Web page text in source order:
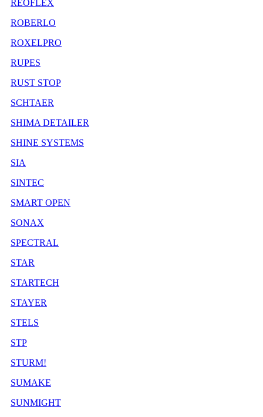
REOFLEX
ROBERLO
ROXELPRO
RUPES
RUST STOP
SCHTAER
SHIMA DETAILER
SHINE SYSTEMS
SIA
SINTEC
SMART OPEN
SONAX
SPECTRAL
STAR
STARTECH
STAYER
STELS
STP
STURM!
SUMAKE
SUNMIGHT